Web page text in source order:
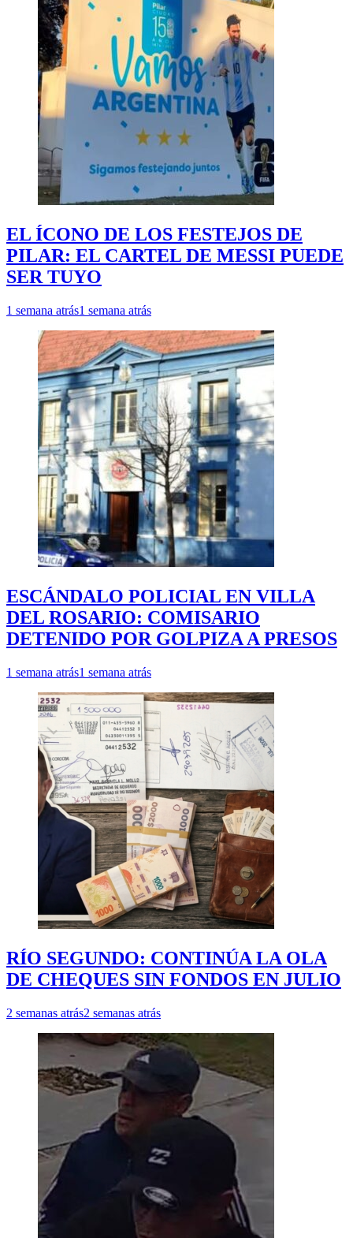
EL ÍCONO DE LOS FESTEJOS DE
PILAR: EL CARTEL DE MESSI PUEDE
SER TUYO
1 semana atrás1 semana atrás
ESCÁNDALO POLICIAL EN VILLA
DEL ROSARIO: COMISARIO
DETENIDO POR GOLPIZA A PRESOS
1 semana atrás1 semana atrás
RÍO SEGUNDO: CONTINÚA LA OLA
DE CHEQUES SIN FONDOS EN JULIO
2 semanas atrás2 semanas atrás